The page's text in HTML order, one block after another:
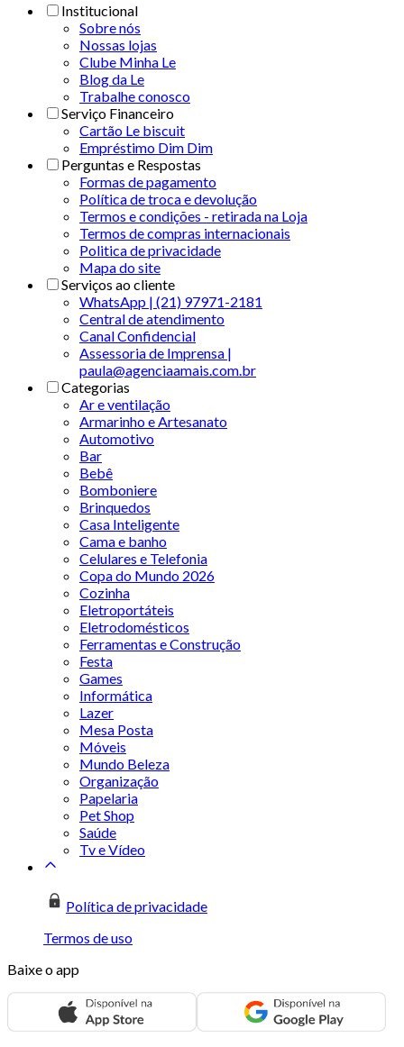
Institucional
Sobre nós
Nossas lojas
Clube Minha Le
Blog da Le
Trabalhe conosco
Serviço Financeiro
Cartão Le biscuit
Empréstimo Dim Dim
Perguntas e Respostas
Formas de pagamento
Política de troca e devolução
Termos e condições - retirada na Loja
Termos de compras internacionais
Politica de privacidade
Mapa do site
Serviços ao cliente
WhatsApp | (21) 97971-2181
Central de atendimento
Canal Confidencial
Assessoria de Imprensa |
paula@agenciaamais.com.br
Categorias
Ar e ventilação
Armarinho e Artesanato
Automotivo
Bar
Bebê
Bomboniere
Brinquedos
Casa Inteligente
Cama e banho
Celulares e Telefonia
Copa do Mundo 2026
Cozinha
Eletroportáteis
Eletrodomésticos
Ferramentas e Construção
Festa
Games
Informática
Lazer
Mesa Posta
Móveis
Mundo Beleza
Organização
Papelaria
Pet Shop
Saúde
Tv e Vídeo
Política de privacidade
Termos de uso
Baixe o app